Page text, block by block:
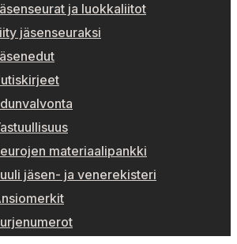
ja luokkaliitot
jäsenseuraksi
materiaalipankki
jäsen- ja venerekisteri